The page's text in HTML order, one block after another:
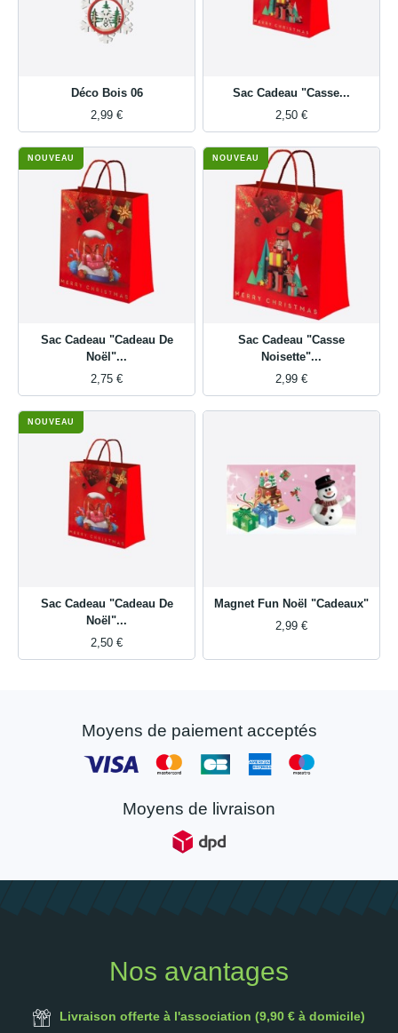
Déco Bois 06
2,99 €
Sac Cadeau "Casse...
2,50 €
Sac Cadeau "Cadeau De
Noël"...
2,75 €
NOUVEAU
Sac Cadeau "Casse
Noisette"...
2,99 €
NOUVEAU
Sac Cadeau "Cadeau De
Noël"...
2,50 €
NOUVEAU
Magnet Fun Noël "Cadeaux"
2,99 €
Moyens de paiement acceptés
Moyens de livraison
Nos avantages
Livraison offerte à l'association (9,90 € à domicile)